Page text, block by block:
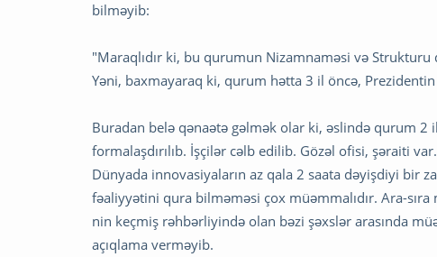
bilməyib:
"Maraqlıdır ki, bu qurumun Nizamnaməsi və
Yəni, baxmayaraq ki, qurum hətta 3 il öncə,
Buradan belə qənaətə gəlmək olar ki, əslində qurum
formalaşdırılıb. İşçilər cəlb edilib. Gözəl ofisi, şəraiti
Dünyada innovasiyaların az qala 2 saata dəyişdiyi bir
fəaliyyətini qura bilməməsi çox müəmmalıdır. Ara-sıra
nin keçmiş rəhbərliyində olan bəzi şəxslər arasında
açıqlama verməyib.